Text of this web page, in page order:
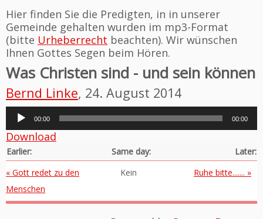
Hier finden Sie die Predigten, in in unserer
Gemeinde gehalten wurden im mp3-Format
(bitte Urheberrecht beachten). Wir wünschen
Ihnen Gottes Segen beim Hören.
Was Christen sind - und sein können
Bernd Linke, 24. August 2014
Audio-
Player00:00 00:00
Download
Earlier: Same day:
Later:
« Gott redet zu den
Menschen
Kein Ruhe bitte....... »